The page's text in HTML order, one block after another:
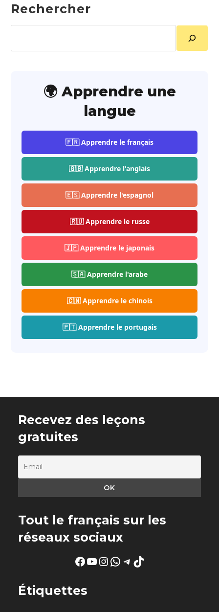
Rechercher
🌍 Apprendre une
langue
🇫🇷 Apprendre le français
🇬🇧 Apprendre l'anglais
🇪🇸 Apprendre l'espagnol
🇷🇺 Apprendre le russe
🇯🇵 Apprendre le japonais
🇸🇦 Apprendre l'arabe
🇨🇳 Apprendre le chinois
🇵🇹 Apprendre le portugais
Recevez des leçons
gratuites
Tout le français sur les
réseaux sociaux
Facebook
YouTube
Instagram
WhatsApp
Telegram
TikTok
Étiquettes